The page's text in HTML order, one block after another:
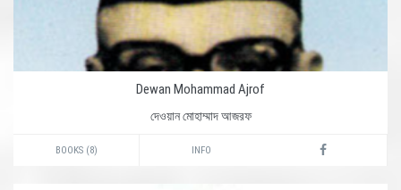
Dewan Mohammad Ajrof
দেওয়ান মোহাম্মাদ আজরফ
BOOKS (8) INFO